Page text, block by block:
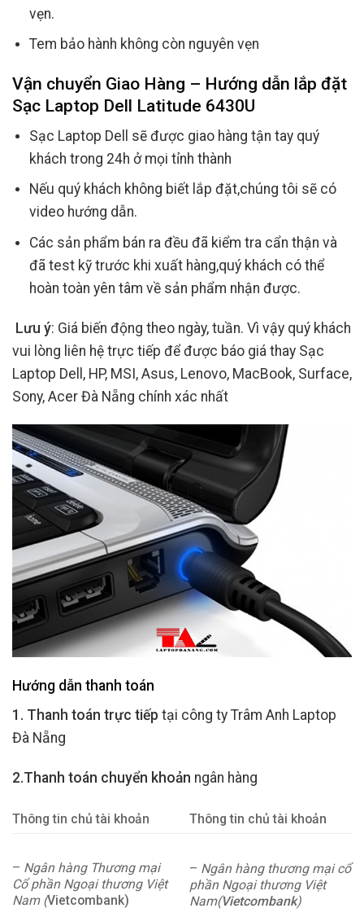
vẹn.
Tem bảo hành không còn nguyên vẹn
Vận chuyển Giao Hàng – Hướng dẫn lắp đặt
Sạc Laptop Dell Latitude 6430U
Sạc Laptop Dell sẽ được giao hàng tận tay quý
khách trong 24h ở mọi tỉnh thành
Nếu quý khách không biết lắp đặt,chúng tôi sẽ có
video hướng dẫn.
Các sản phẩm bán ra đều đã kiểm tra cẩn thận và
đã test kỹ trước khi xuất hàng,quý khách có thể
hoàn toàn yên tâm về sản phẩm nhận được.
Lưu ý: Giá biến động theo ngày, tuần. Vì vậy quý khách
vui lòng liên hệ trực tiếp để được báo giá thay Sạc
Laptop Dell, HP, MSI, Asus, Lenovo, MacBook, Surface,
Sony, Acer Đà Nẵng chính xác nhất
Hướng dẫn thanh toán
1. Thanh toán trực tiếp tại công ty Trâm Anh Laptop
Đà Nẵng
2.Thanh toán chuyển khoản ngân hàng
Thông tin chủ tài khoản Thông tin chủ tài khoản
– Ngân hàng Thương mại
Cổ phần Ngoại thương Việt
Nam (Vietcombank)
– Ngân hàng thương mại cổ
phần Ngoại thương Việt
Nam(Vietcombank)